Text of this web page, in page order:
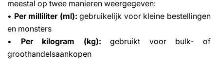
meestal op twee manieren weergegeven:
• Per milliliter (ml): gebruikelijk voor kleine bestellingen
en monsters
• Per kilogram (kg): gebruikt voor bulk- of
groothandelsaankopen